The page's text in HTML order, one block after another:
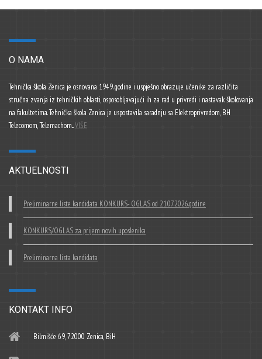
O NAMA
Tehnička škola Zenica je osnovana 1949. godine i uspješno obrazuje učenike za različita
stručna zvanja iz tehničkih oblasti, osposobljavajući ih za rad u privredi i nastavak školovanja
na fakultetima. Tehnička škola Zenica je uspostavila saradnju sa Elektroprivredom, BH
Telecomom, Telemachom...VIŠE
AKTUELNOSTI
Preliminarne liste kandidata KONKURS- OGLAS od 21.07.2026.godine
KONKURS/OGLAS za prijem novih uposlenika
Preliminarna lista kandidata
KONTAKT INFO
Bilmišće 69, 72000 Zenica, BiH